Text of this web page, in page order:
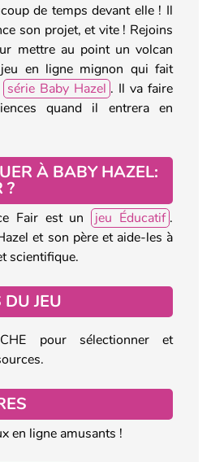
de temps devant elle ! Il
son projet, et vite ! Rejoins
mettre au point un volcan
en ligne mignon qui fait
série Baby Hazel . Il va faire
quand il entrera en
À BABY HAZEL:
?
Fair est un jeu Éducatif .
et son père et aide-les à
scientifique.
JEU
pour sélectionner et
en ligne amusants !